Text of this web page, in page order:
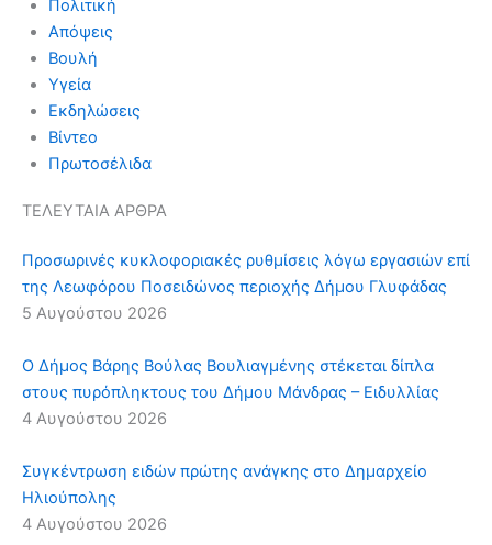
Πολιτική
Απόψεις
Βουλή
Υγεία
Εκδηλώσεις
Βίντεο
Πρωτοσέλιδα
ΤΕΛΕΥΤΑΙΑ ΑΡΘΡΑ
Προσωρινές κυκλοφοριακές ρυθμίσεις λόγω εργασιών επί
της Λεωφόρου Ποσειδώνος περιοχής Δήμου Γλυφάδας
5 Αυγούστου 2026
Ο Δήμος Βάρης Βούλας Βουλιαγμένης στέκεται δίπλα
στους πυρόπληκτους του Δήμου Μάνδρας – Ειδυλλίας
4 Αυγούστου 2026
Συγκέντρωση ειδών πρώτης ανάγκης στο Δημαρχείο
Ηλιούπολης
4 Αυγούστου 2026